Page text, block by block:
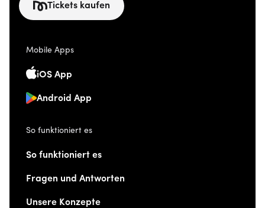
Tickets kaufen
Mobile Apps
iOS App
Android App
So funktioniert es
So funktioniert es
Fragen und Antworten
Unsere Konzepte